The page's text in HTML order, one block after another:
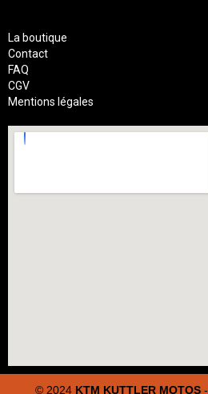
La boutique
Contact
FAQ
CGV
Mentions légales
© 2024 KTM KUTTLER MOTOS-